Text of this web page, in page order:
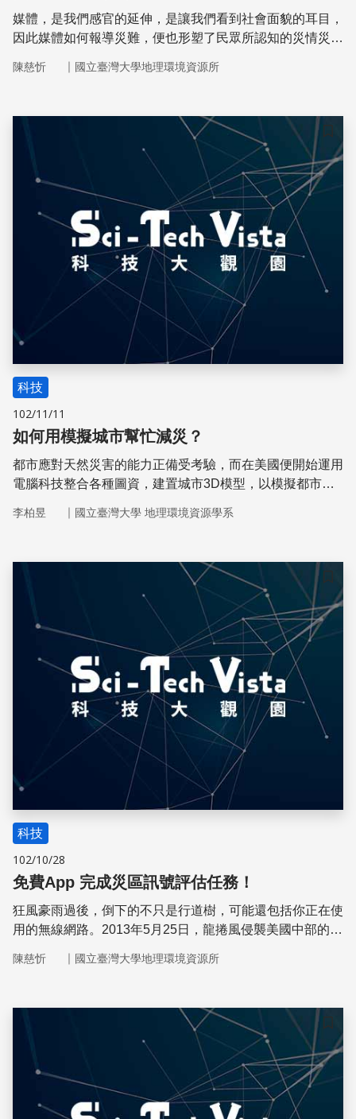
媒體，是我們感官的延伸，是讓我們看到社會面貌的耳目，
因此媒體如何報導災難，便也形塑了民眾所認知的災情災
向狩獵式報導，注重抓取吸住眼球的新聞，卻不關心災區災
播為例，提供台灣媒體在提升災害報導上的方向。
陳慈忻 ｜ 國立臺灣大學地理環境資源所
儲存
科技
102/11/11
如何用模擬城市幫忙減災？
都市應對天然災害的能力正備受考驗，而在美國便開始運用
電腦科技整合各種圖資，建置城市3D模型，以模擬都市面
先順序以及改善管理策略
李柏昱 ｜ 國立臺灣大學 地理環境資源學系
儲存
科技
102/10/28
免費App 完成災區訊號評估任務！
狂風豪雨過後，倒下的不只是行道樹，可能還包括你正在使
用的無線網路。2013年5月25日，龍捲風侵襲美國中部的5
Oklahoma Wireless Signal Assessment》調查報告，憑藉
訊品質，並非只是為了讓當地人民上網，在防災資訊傳遞，
陳慈忻 ｜ 國立臺灣大學地理環境資源所
儲存